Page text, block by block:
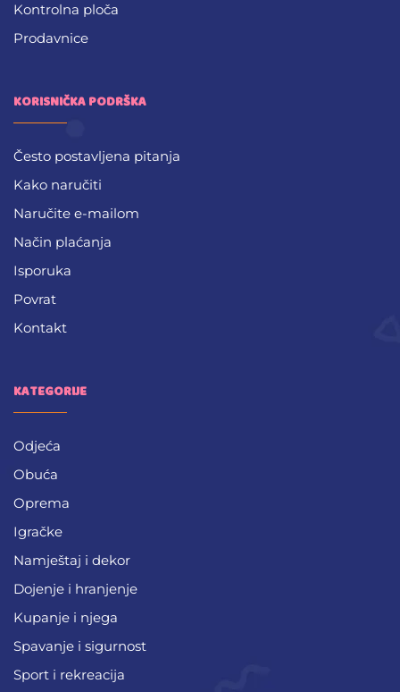
Kontrolna ploča
Prodavnice
KORISNIČKA PODRŠKA
Često postavljena pitanja
Kako naručiti
Naručite e-mailom
Način plaćanja
Isporuka
Povrat
Kontakt
KATEGORIJE
Odjeća
Obuća
Oprema
Igračke
Namještaj i dekor
Dojenje i hranjenje
Kupanje i njega
Spavanje i sigurnost
Sport i rekreacija